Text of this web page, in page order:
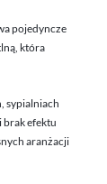
pojedyncze
która
sypialniach
brak efektu
aranżacji